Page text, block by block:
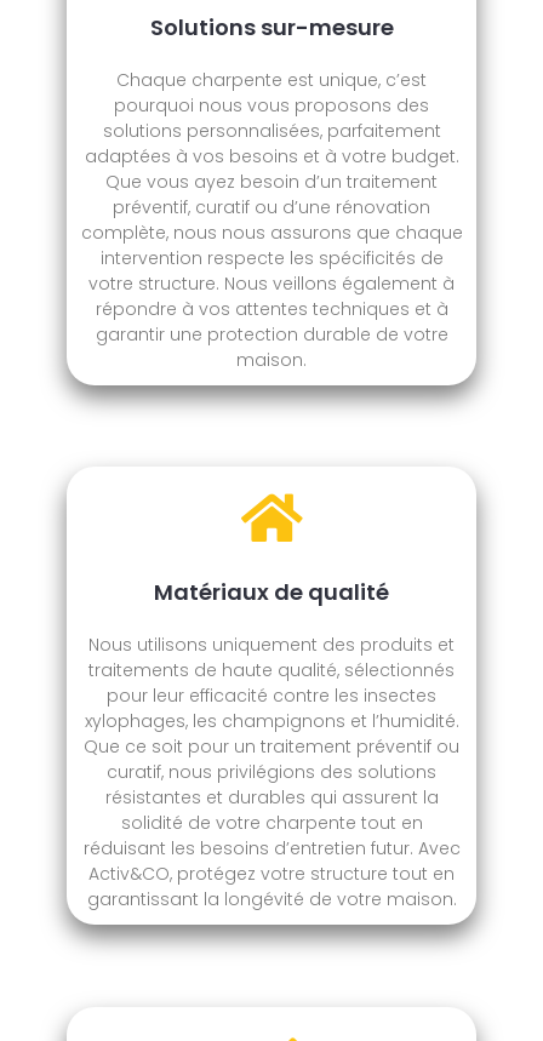
Solutions sur-mesure
Chaque charpente est unique, c’est
pourquoi nous vous proposons des
solutions personnalisées, parfaitement
adaptées à vos besoins et à votre budget.
Que vous ayez besoin d’un traitement
préventif, curatif ou d’une rénovation
complète, nous nous assurons que chaque
intervention respecte les spécificités de
votre structure. Nous veillons également à
répondre à vos attentes techniques et à
garantir une protection durable de votre
maison.
Matériaux de qualité
Nous utilisons uniquement des produits et
traitements de haute qualité, sélectionnés
pour leur efficacité contre les insectes
xylophages, les champignons et l’humidité.
Que ce soit pour un traitement préventif ou
curatif, nous privilégions des solutions
résistantes et durables qui assurent la
solidité de votre charpente tout en
réduisant les besoins d’entretien futur. Avec
Activ&CO, protégez votre structure tout en
garantissant la longévité de votre maison.